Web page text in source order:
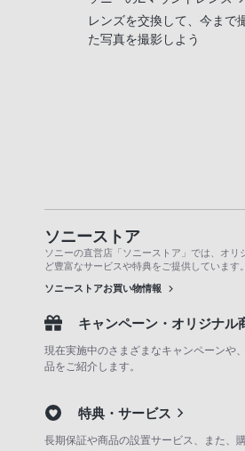
レンズを交換して、今まで
た写真を撮影しよう
ソニーストア
ソニーの直営店「ソニーストア」では、オリ
ど豊富なサービスや特典をご提供しています。
ソニーストアお買い物情報
キャンペーン・オリジナル
現在実施中のさまざまなキャンペーンや
品をご紹介します。
特典・サービス
長期保証や商品の設置サービス、また、